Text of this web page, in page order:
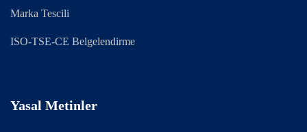
Marka Tescili
ISO-TSE-CE Belgelendirme
Yasal Metinler